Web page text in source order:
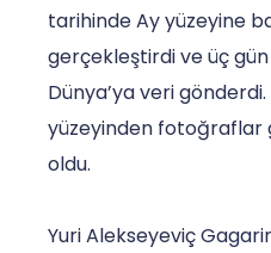
tarihinde Ay yüzeyine
gerçekleştirdi ve üç
Dünya’ya veri gönderdi.
yüzeyinden fotoğraflar
oldu.
Yuri Alekseyeviç